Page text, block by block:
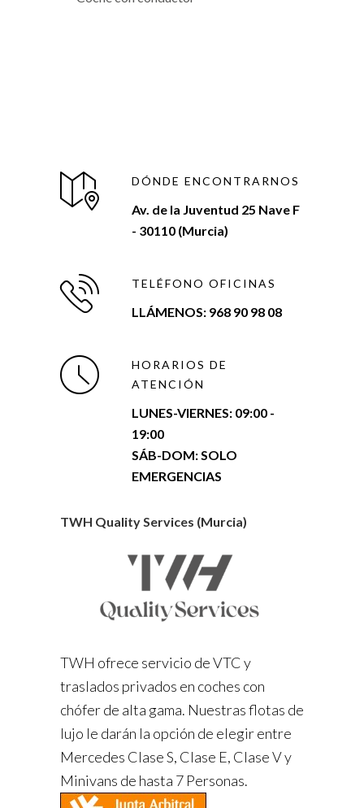
DÓNDE ENCONTRARNOS
Av. de la Juventud 25 Nave F
- 30110 (Murcia)
TELÉFONO OFICINAS
LLÁMENOS: 968 90 98 08
HORARIOS DE
ATENCIÓN
LUNES-VIERNES: 09:00 -
19:00
SÁB-DOM: SOLO
EMERGENCIAS
TWH Quality Services (Murcia)
TWH ofrece servicio de VTC y
traslados privados en coches con
chófer de alta gama. Nuestras flotas de
lujo le darán la opción de elegir entre
Mercedes Clase S, Clase E, Clase V y
Minivans de hasta 7 Personas.